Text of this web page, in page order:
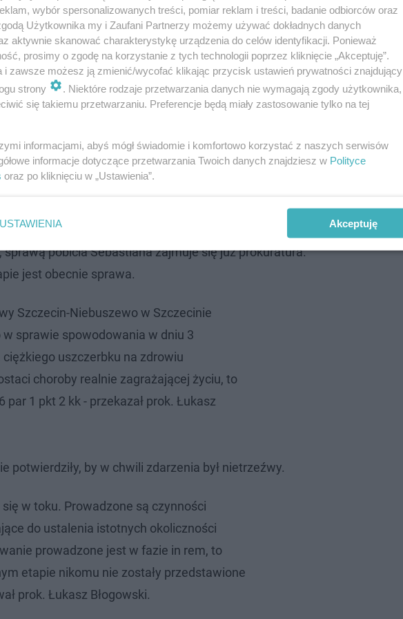
ciała - zarówno ręką jak i nogą.
na leczenie, bo mnie na to nie
podejście ludzi. Nie bójcie się mówić.
powiedzcie prawdę. Musimy znaleźć
synka - powiedziała dla eska.pl matka.
Jest komentarz prokuratury
pobicia Sebastiana zajmuje się już prokuratura.
jest obecnie sprawa.
Szczecin-Niebuszewo w Szczecinie
sprawie spowodowania w dniu 3
uszczerbku na zdrowiu
choroby realnie zagrażającej życiu, to
par 1 pkt 2 kk - przekazał prok. Łukasz
by w chwili zdarzenia był nietrzeźwy.
w toku. Prowadzone są czynności
do ustalenia istotnych okoliczności
prowadzone jest w fazie in rem, to
etapie nikomu nie zostały przedstawione
prok. Łukasz Błogowski.
wybór spersonalizowanych treści, pomiar reklam i treści, badanie odbiorców oraz
Użytkownika my i Zaufani Partnerzy możemy używać dokładnych danych
aktywnie skanować charakterystykę urządzenia do celów identyfikacji. Ponieważ
prosimy o zgodę na korzystanie z tych technologii poprzez kliknięcie „Akceptuję”.
i zawsze możesz ją zmienić/wycofać klikając przycisk ustawień prywatności znajdujący
strony
. Niektóre rodzaje przetwarzania danych nie wymagają zgody użytkownika,
się takiemu przetwarzaniu. Preferencje będą miały zastosowanie tylko na tej
informacjami, abyś mógł świadomie i komfortowo korzystać z naszych serwisów
informacje dotyczące przetwarzania Twoich danych znajdziesz w Polityce
oraz po kliknięciu w „Ustawienia”.
USTAWIENIA Akceptuję